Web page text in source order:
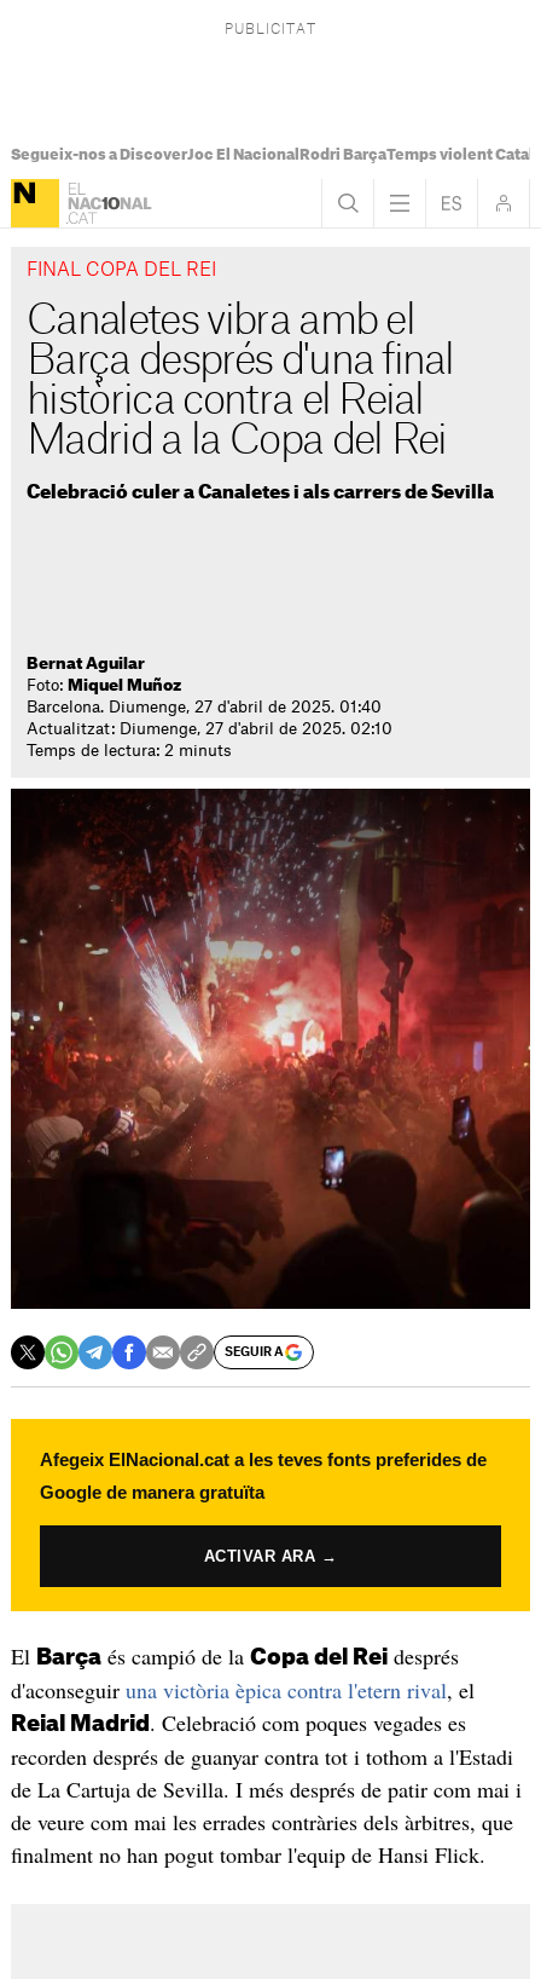
Segueix-nos a DiscoverJoc El Nacional Rodri BarçaTemps violent
FINAL COPA DEL REI
Canaletes vibra amb el
Barça després d'una final
històrica contra el Reial
Madrid a la Copa del Rei
Celebració culer a Canaletes i als carrers de Sevilla
Bernat Aguilar
Foto: Miquel Muñoz
Barcelona. Diumenge, 27 d'abril de 2025. 01:40
Actualitzat: Diumenge, 27 d'abril de 2025. 02:10
Temps de lectura: 2 minuts
SEGUIR A
Afegeix ElNacional.cat a les teves fonts preferides de
Google de manera gratuïta
ACTIVAR ARA →
El Barçaés campió de la Copa del Reidesprés
d'aconseguir una victòria èpica contra l'etern rival, el
Reial Madrid . Celebració com poques vegades es
recorden després de guanyar contra tot i tothom a l'Estadi
de La Cartuja de Sevilla. I més després de patir com mai i
de veure com mai les errades contràries dels àrbitres, que
finalment no han pogut tombar l'equip de Hansi Flick.